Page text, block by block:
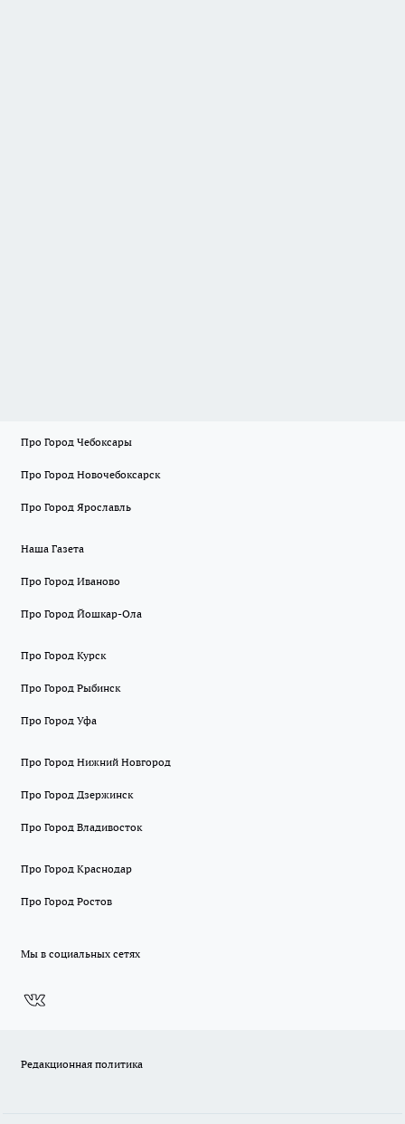
Про Город Чебоксары
Про Город Новочебоксарск
Про Город Ярославль
Наша Газета
Про Город Иваново
Про Город Йошкар-Ола
Про Город Курск
Про Город Рыбинск
Про Город Уфа
Про Город Нижний Новгород
Про Город Дзержинск
Про Город Владивосток
Про Город Краснодар
Про Город Ростов
Мы в социальных сетях
Редакционная политика